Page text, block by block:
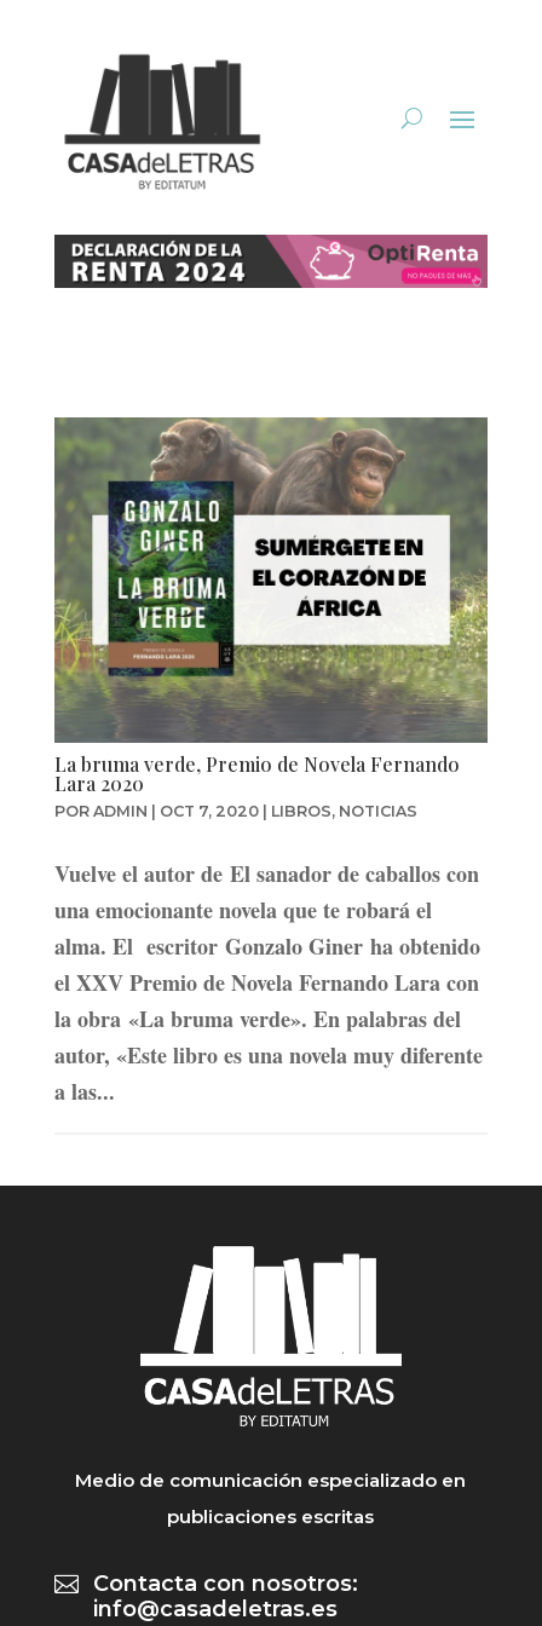
La bruma verde, Premio de Novela Fernando
Lara 2020
POR ADMIN OCT 7, 2020| LIBROS, NOTICIAS
Vuelve el autor de El sanador de caballos con
una emocionante novela que te robará el
alma. El escritor Gonzalo Giner ha obtenido
el XXV Premio de Novela Fernando Lara con
la obra «La bruma verde». En palabras del
autor, «Este libro es una novela muy diferente
a las...
Medio de comunicación especializado en
publicaciones escritas

Contacta con nosotros:
info@casadeletras.es